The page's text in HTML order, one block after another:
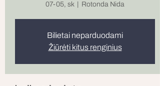
07-05, sk
  |
Rotonda Nida
Bilietai neparduodami
Žiūrėti kitus renginius